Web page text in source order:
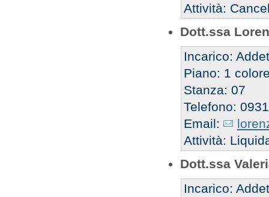
Attività:
Dott.ssa
Incarico:
Piano: 1
Stanza: 07
Telefono:
Email:
Attività:
Dott.ssa
Incarico: